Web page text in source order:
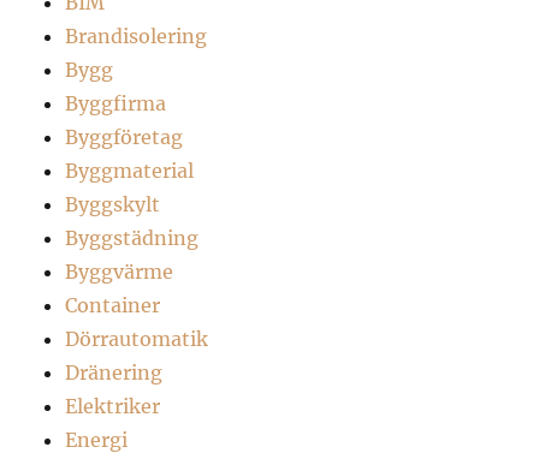
Brandisolering
Bygg
Byggfirma
Byggföretag
Byggmaterial
Byggskylt
Byggstädning
Byggvärme
Container
Dörrautomatik
Dränering
Elektriker
Energi